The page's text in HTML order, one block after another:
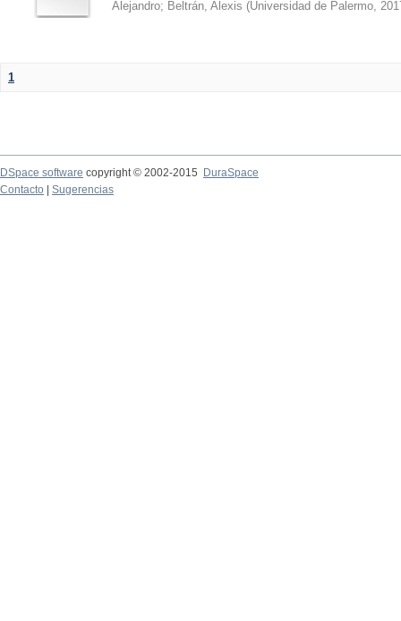
Alejandro; Beltrán, Alexis (Universidad de Palermo,
1
DSpace software copyright © 2002-2015
DuraSpace
Contacto
Sugerencias